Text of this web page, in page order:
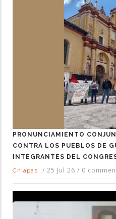
PRONUNCIAMIENTO
CONTRA LOS PUEBLOS DE
INTEGRANTES DEL
Chiapas
/ 25 Jul 26 / 0